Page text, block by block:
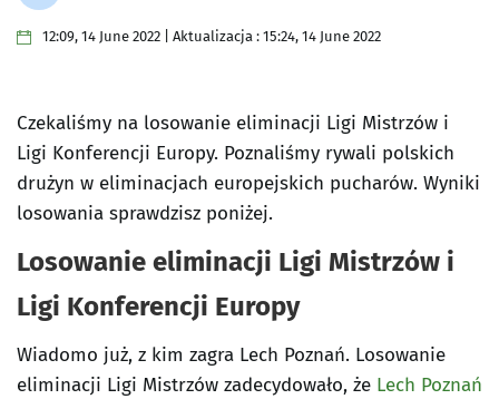
12:09, 14 June 2022 | Aktualizacja : 15:24, 14 June 2022
Czekaliśmy na losowanie eliminacji Ligi Mistrzów i
Ligi Konferencji Europy. Poznaliśmy rywali polskich
drużyn w eliminacjach europejskich pucharów. Wyniki
losowania sprawdzisz poniżej.
Losowanie eliminacji Ligi Mistrzów i
Ligi Konferencji Europy
Wiadomo już, z kim zagra Lech Poznań. Losowanie
eliminacji Ligi Mistrzów zadecydowało, że Lech Poznań